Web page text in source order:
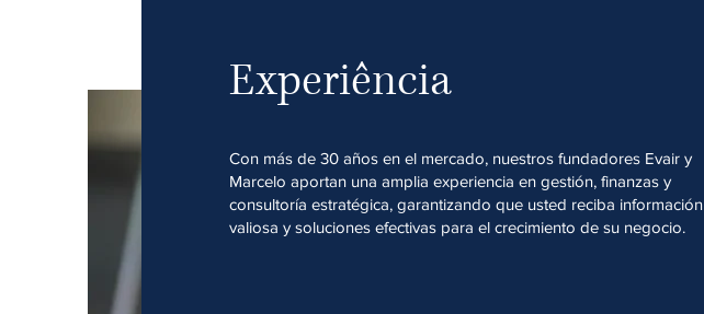
Experiência
Con más de 30 años en el mercado, nuestros fundadores Evair y
Marcelo aportan una amplia experiencia en gestión, finanzas y
consultoría estratégica, garantizando que usted reciba información
valiosa y soluciones efectivas para el crecimiento de su negocio.